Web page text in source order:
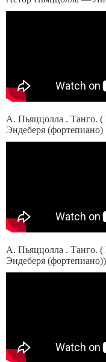
А. Пьяццолла . Танго. (
Эндеберя (фортепиано)
А. Пьяццолла . Танго. (
Эндеберя (фортепиано))